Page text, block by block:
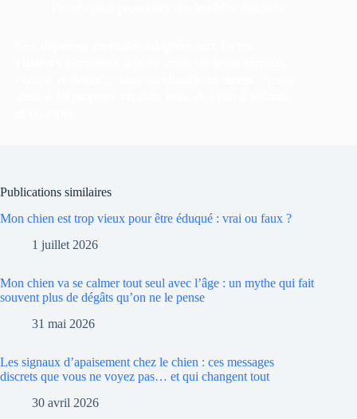
Publications similaires
Mon chien est trop vieux pour être éduqué : vrai ou faux ?
1 juillet 2026
Mon chien va se calmer tout seul avec l’âge : un mythe qui fait
souvent plus de dégâts qu’on ne le pense
31 mai 2026
Les signaux d’apaisement chez le chien : ces messages
discrets que vous ne voyez pas… et qui changent tout
30 avril 2026